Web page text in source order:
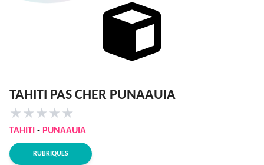
TAHITI PAS CHER PUNAAUIA
★ ★ ★ ★ ★
TAHITI - PUNAAUIA
RUBRIQUES